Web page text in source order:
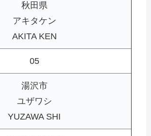
秋田県
アキタケン
AKITA KEN
05
湯沢市
ユザワシ
YUZAWA SHI